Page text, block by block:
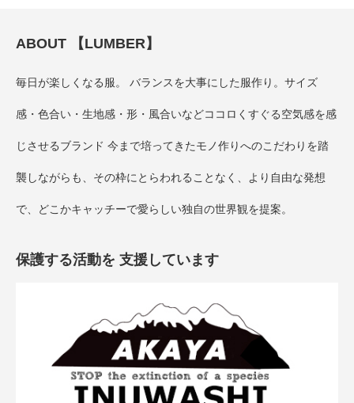
ABOUT 【LUMBER】
毎日が楽しくなる服。 バランスを大事にした服作り。サイズ
感・色合い・生地感・形・風合いなどココロくすぐる空気感を感
じさせるブランド 今まで培ってきたモノ作りへのこだわりを踏
襲しながらも、その枠にとらわれることなく、より自由な発想
で、どこかキャッチーで愛らしい独自の世界観を提案。
保護する活動を 支援しています